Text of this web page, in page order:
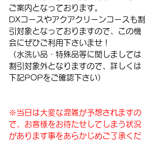
ご案内となっております。
DXコースやアクアクリーンコースも割
引対象となっておりますので、この機
会にぜひご利用下さいませ！
（水洗い品・特殊品等に関しましては
割引対象外となりますので、詳しくは
下記POPをご確認下さい）
※当日は大変な混雑が予想されますの
で、お客様をお待たせしてしまう状況
があります事をあらかじめご了承くだ